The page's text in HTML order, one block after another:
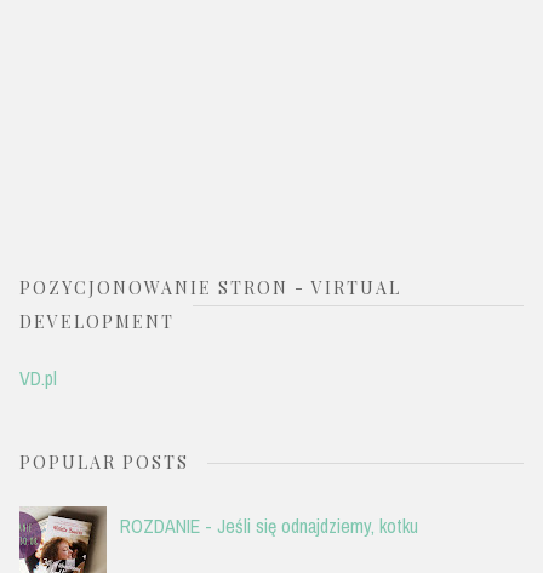
POZYCJONOWANIE STRON - VIRTUAL
DEVELOPMENT
VD.pl
POPULAR POSTS
ROZDANIE - Jeśli się odnajdziemy, kotku